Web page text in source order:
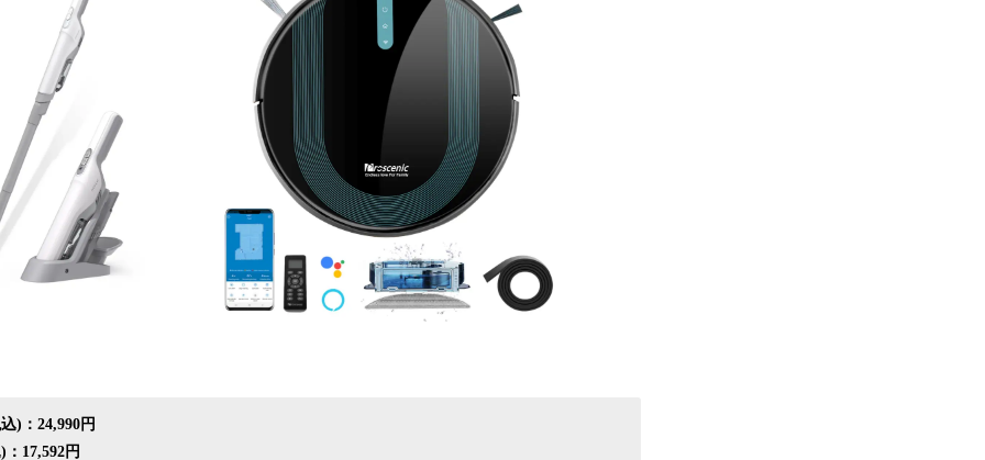
み
中
)：24,990円
17,592円